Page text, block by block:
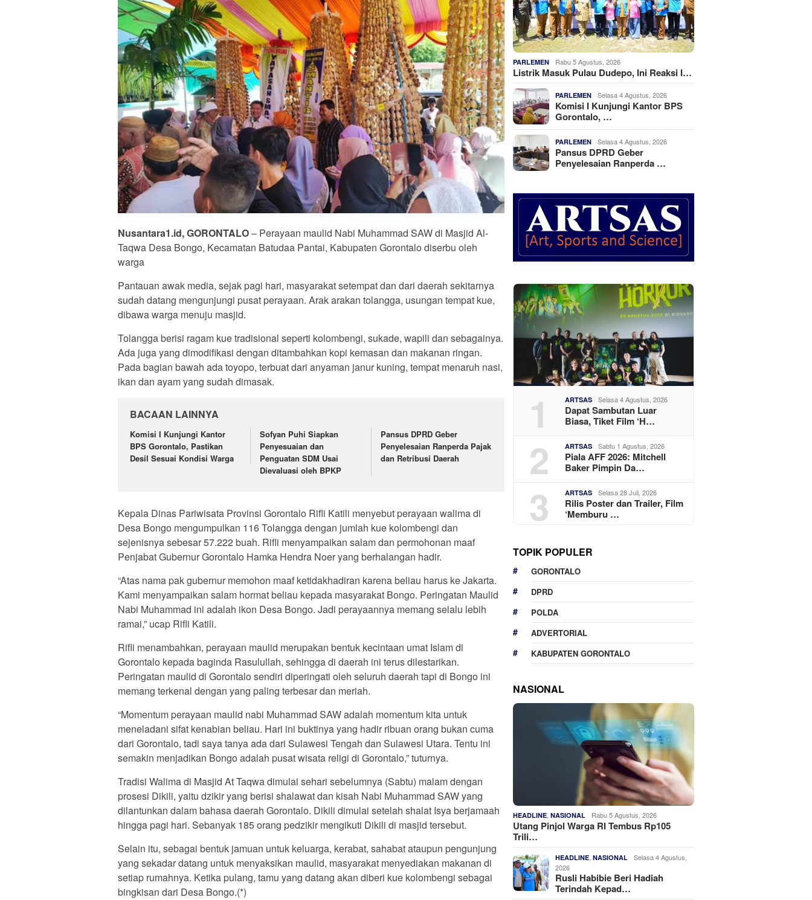
Nusantara1.id, GORONTALO– Perayaan maulid Nabi Muhammad SAW di Masjid Al-
Taqwa Desa Bongo, Kecamatan Batudaa Pantai, Kabupaten Gorontalo diserbu oleh
warga
Pantauan awak media, sejak pagi hari, masyarakat setempat dan dari daerah sekitarnya
sudah datang mengunjungi pusat perayaan. Arak arakan tolangga, usungan tempat kue,
dibawa warga menuju masjid.
Tolangga berisi ragam kue tradisional seperti kolombengi, sukade, wapili dan sebagainya.
Ada juga yang dimodifikasi dengan ditambahkan kopi kemasan dan makanan ringan.
Pada bagian bawah ada toyopo, terbuat dari anyaman janur kuning, tempat menaruh nasi,
ikan dan ayam yang sudah dimasak.
BACAAN LAINNYA
Komisi I Kunjungi Kantor
BPS Gorontalo, Pastikan
Desil Sesuai Kondisi Warga
Sofyan Puhi Siapkan
Penyesuaian dan
Penguatan SDM Usai
Dievaluasi oleh BPKP
Pansus DPRD Geber
Penyelesaian Ranperda Pajak
dan Retribusi Daerah
Kepala Dinas Pariwisata Provinsi Gorontalo Rifli Katili menyebut perayaan walima di
Desa Bongo mengumpulkan 116 Tolangga dengan jumlah kue kolombengi dan
sejenisnya sebesar 57.222 buah. Rifli menyampaikan salam dan permohonan maaf
Penjabat Gubernur Gorontalo Hamka Hendra Noer yang berhalangan hadir.
“Atas nama pak gubernur memohon maaf ketidakhadiran karena beliau harus ke Jakarta.
Kami menyampaikan salam hormat beliau kepada masyarakat Bongo. Peringatan Maulid
Nabi Muhammad ini adalah ikon Desa Bongo. Jadi perayaannya memang selalu lebih
ramai,” ucap Rifli Katili.
Rifli menambahkan, perayaan maulid merupakan bentuk kecintaan umat Islam di
Gorontalo kepada baginda Rasulullah, sehingga di daerah ini terus dilestarikan.
Peringatan maulid di Gorontalo sendiri diperingati oleh seluruh daerah tapi di Bongo ini
memang terkenal dengan yang paling terbesar dan meriah.
“Momentum perayaan maulid nabi Muhammad SAW adalah momentum kita untuk
meneladani sifat kenabian beliau. Hari ini buktinya yang hadir ribuan orang bukan cuma
dari Gorontalo, tadi saya tanya ada dari Sulawesi Tengah dan Sulawesi Utara. Tentu ini
semakin menjadikan Bongo adalah pusat wisata religi di Gorontalo,” tuturnya.
Tradisi Walima di Masjid At Taqwa dimulai sehari sebelumnya (Sabtu) malam dengan
prosesi Dikili, yaitu dzikir yang berisi shalawat dan kisah Nabi Muhammad SAW yang
dilantunkan dalam bahasa daerah Gorontalo. Dikili dimulai setelah shalat Isya berjamaah
hingga pagi hari. Sebanyak 185 orang pedzikir mengikuti Dikili di masjid tersebut.
Selain itu, sebagai bentuk jamuan untuk keluarga, kerabat, sahabat ataupun pengunjung
yang sekadar datang untuk menyaksikan maulid, masyarakat menyediakan makanan di
setiap rumahnya. Ketika pulang, tamu yang datang akan diberi kue kolombengi sebagai
bingkisan dari Desa Bongo.(*)
PARLEMEN Rabu 5 Agustus, 2026
Listrik Masuk Pulau Dudepo, Ini Reaksi I…
PARLEMEN Selasa 4 Agustus, 2026
Komisi I Kunjungi Kantor BPS
Gorontalo, …
PARLEMEN Selasa 4 Agustus, 2026
Pansus DPRD Geber
Penyelesaian Ranperda …
1 ARTSAS Selasa 4 Agustus, 2026
Dapat Sambutan Luar
Biasa, Tiket Film ‘H…
2 ARTSAS Sabtu 1 Agustus, 2026
Piala AFF 2026: Mitchell
Baker Pimpin Da…
3 ARTSAS Selasa 28 Juli, 2026
Rilis Poster dan Trailer, Film
‘Memburu …
TOPIK POPULER
GORONTALO
DPRD
POLDA
ADVERTORIAL
KABUPATEN GORONTALO
NASIONAL
HEADLINE ,NASIONAL Rabu 5 Agustus, 2026
Utang Pinjol Warga RI Tembus Rp105
Trili…
HEADLINE ,NASIONAL
Selasa 4 Agustus,
2026
Rusli Habibie Beri Hadiah
Terindah Kepad…